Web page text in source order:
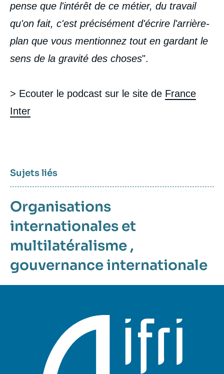
pense que l'intérêt de ce métier, du travail
qu'on fait, c'est précisément d'écrire l'arrière-
plan que vous mentionnez tout en gardant le
sens de la gravité des choses".
> Ecouter le podcast sur le site de France
Inter
Sujets liés
Organisations
internationales et
multilatéralisme ,
gouvernance internationale